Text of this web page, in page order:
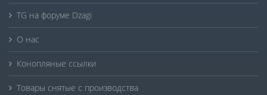
TG на форуме Dzagi
О нас
Конопляные ссылки
Товары снятые с производства